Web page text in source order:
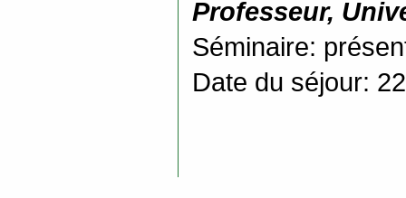
Professeur,
Séminaire:
Date du séjour: